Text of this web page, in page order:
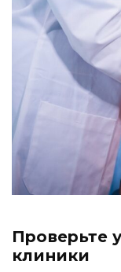
Проверьте
клиники